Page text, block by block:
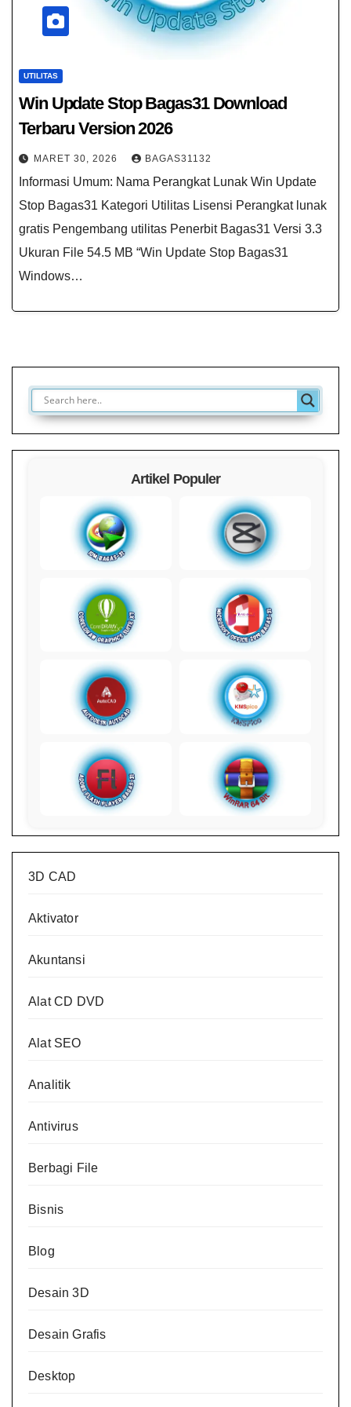
UTILITAS
Win Update Stop Bagas31 Download
Terbaru Version 2026
MARET 30, 2026 BAGAS31132
Informasi Umum: Nama Perangkat Lunak Win Update
Stop Bagas31 Kategori Utilitas Lisensi Perangkat lunak
gratis Pengembang utilitas Penerbit Bagas31 Versi 3.3
Ukuran File 54.5 MB “Win Update Stop Bagas31
Windows…
Artikel Populer
3D CAD
Aktivator
Akuntansi
Alat CD DVD
Alat SEO
Analitik
Antivirus
Berbagi File
Bisnis
Blog
Desain 3D
Desain Grafis
Desktop